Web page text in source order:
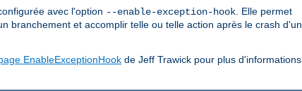
avec l'option --enable-exception-hook . Elle permet
branchement et accomplir telle ou telle action après le crash d'un
EnableExceptionHook de Jeff Trawick pour plus d'informations